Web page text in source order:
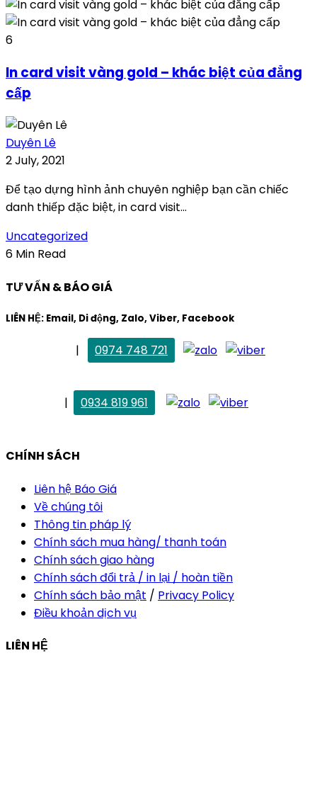
6
In card visit vàng gold – khác biệt của đẳng
cấp
Duyên Lê
2 July, 2021
Để tạo dựng hình ảnh chuyên nghiệp bạn cần chiếc
danh thiếp đặc biệt, in card visit...
Uncategorized
6 Min Read
TƯ VẤN & BÁO GIÁ
LIÊN HỆ: Email, Di động, Zalo, Viber, Facebook
|
0974 748 721
|
0934 819 961
CHÍNH SÁCH
Liên hệ Báo Giá
Về chúng tôi
Thông tin pháp lý
Chính sách mua hàng/ thanh toán
Chính sách giao hàng
Chính sách đổi trả / in lại / hoàn tiền
Chính sách bảo mật / Privacy Policy
Điều khoản dịch vụ
LIÊN HỆ